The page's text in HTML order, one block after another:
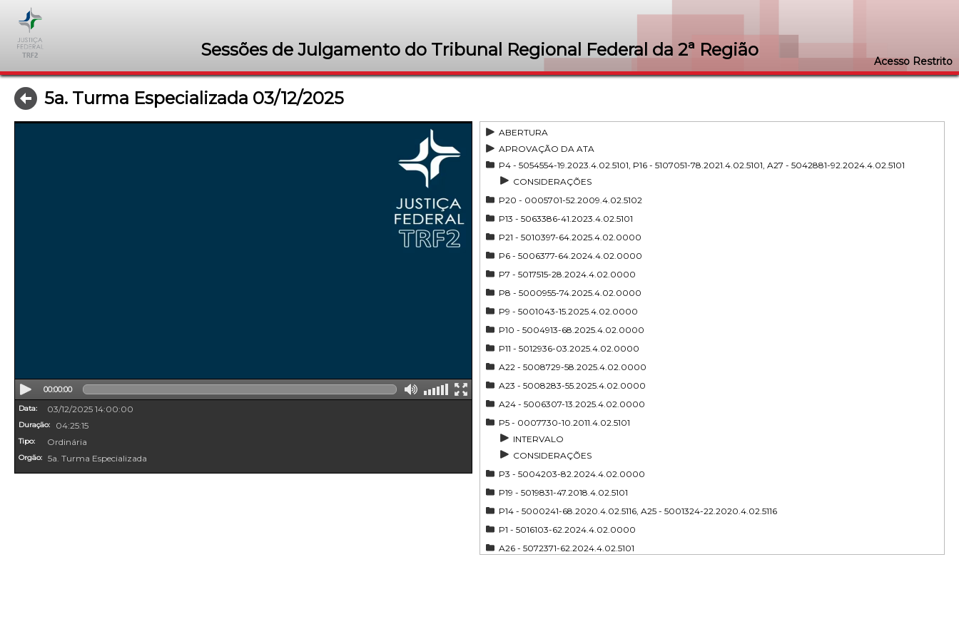
Sessões de Julgamento do Tribunal Regional Federal da 2ª Região
Acesso Restrito
5a. Turma Especializada 03/12/2025
00:00:00
Data: 03/12/2025 14:00:00
Duração: 04:25:15
Tipo: Ordinária
Orgão: 5a. Turma Especializada
ABERTURA
APROVAÇÃO DA ATA
P4 - 5054554-19.2023.4.02.5101, P16 - 5107051-78.2021.4.02.5101, A27 - 5042881-92.2024.4.02.5101
CONSIDERAÇÕES
P20 - 0005701-52.2009.4.02.5102
P13 - 5063386-41.2023.4.02.5101
P21 - 5010397-64.2025.4.02.0000
P6 - 5006377-64.2024.4.02.0000
P7 - 5017515-28.2024.4.02.0000
P8 - 5000955-74.2025.4.02.0000
P9 - 5001043-15.2025.4.02.0000
P10 - 5004913-68.2025.4.02.0000
P11 - 5012936-03.2025.4.02.0000
A22 - 5008729-58.2025.4.02.0000
A23 - 5008283-55.2025.4.02.0000
A24 - 5006307-13.2025.4.02.0000
P5 - 0007730-10.2011.4.02.5101
INTERVALO
CONSIDERAÇÕES
P3 - 5004203-82.2024.4.02.0000
P19 - 5019831-47.2018.4.02.5101
P14 - 5000241-68.2020.4.02.5116, A25 - 5001324-22.2020.4.02.5116
P1 - 5016103-62.2024.4.02.0000
A26 - 5072371-62.2024.4.02.5101